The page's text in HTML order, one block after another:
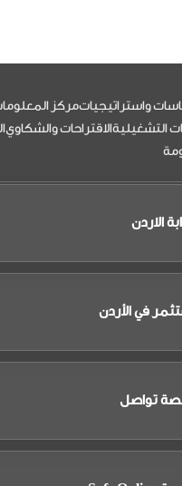
واستراتيجياتمركز
التشغيليةالاقتراحات والشكاوي
الاردن
في الأردن
تواصل